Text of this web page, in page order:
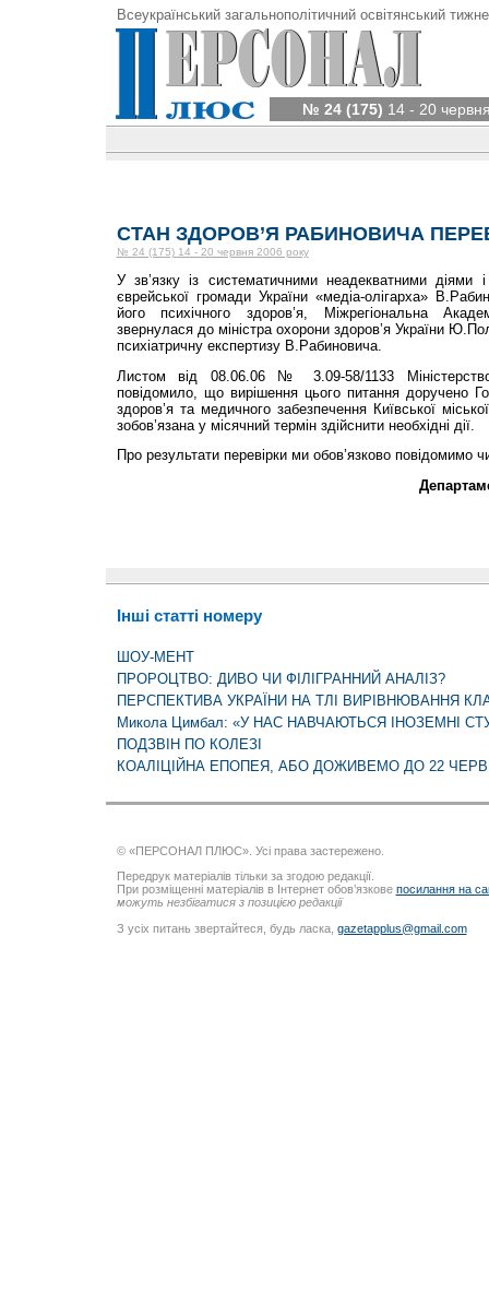
Всеукраїнський загальнополітичний освітянський
№ 24 (175) 14 - 20
СТАН ЗДОРОВ’Я РАБИНОВИЧА
№ 24 (175) 14 - 20 червня 2006 року
У зв’язку із систематичними неадекватними діями
єврейської громади України «медіа-олігарха»
його психічного здоров’я, Міжрегіональна
звернулася до міністра охорони здоров’я України
психіатричну експертизу В.Рабиновича.
Листом від 08.06.06 № 3.09-58/1133
повідомило, що вирішення цього питання доручено
здоров’я та медичного забезпечення Київської
зобов’язана у місячний термін здійснити необхідні дії.
Про результати перевірки ми обов’язково повідомимо
Інші статті номеру
ШОУ-МЕНТ
ПРОРОЦТВО: ДИВО ЧИ ФІЛІГРАННИЙ АНАЛІЗ?
ПЕРСПЕКТИВА УКРАЇНИ НА ТЛІ ВИРІВНЮВАННЯ
Микола Цимбал: «У НАС НАВЧАЮТЬСЯ ІНОЗЕМНІ
ПОДЗВІН ПО КОЛЕЗІ
КОАЛІЦІЙНА ЕПОПЕЯ, АБО ДОЖИВЕМО ДО 22
© «ПЕРСОНАЛ ПЛЮС». Усі права застережено.
Передрук матеріалів тільки за згодою редакції.
При розміщенні матеріалів в Інтернет обов’язкове посилання на
можуть незбігатися з позицією редакції
З усіх питань звертайтеся, будь ласка, gazetapplus@gmail.com